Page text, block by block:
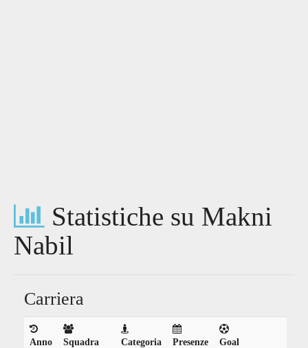
Statistiche su Makni
Nabil
Carriera
Anno Squadra Categoria Presenze
Goal